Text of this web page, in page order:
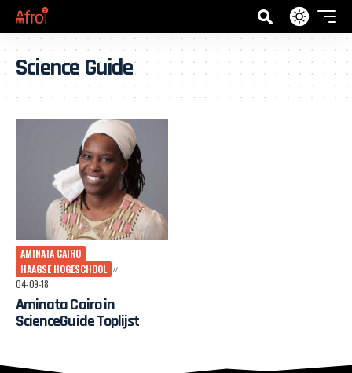
Science Guide
AMINATA CAIRO
HAAGSE HOGESCHOOL
04-09-18
Aminata Cairo in
ScienceGuide Toplijst